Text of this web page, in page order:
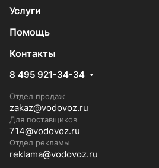
Услуги
Помощь
Контакты
8 495 921-34-34
Отдел продаж
zakaz@vodovoz.ru
Для поставщиков
714@vodovoz.ru
Отдел рекламы
reklama@vodovoz.ru